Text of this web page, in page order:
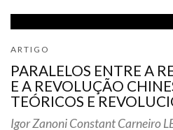
ARTIGO
PARALELOS ENTRE A
E A REVOLUÇÃO
TEÓRICOS E
Igor Zanoni Constant Carneiro